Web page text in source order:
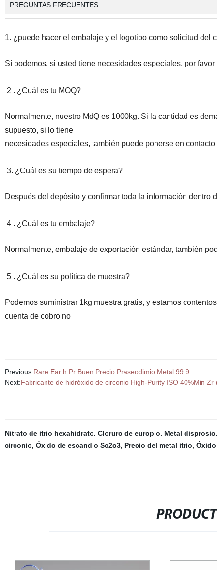
PREGUNTAS FRECUENTES
1. ¿puede hacer el embalaje y el logotipo como solicitud del
Sí podemos, si usted tiene necesidades especiales, por favor
2 . ¿Cuál es tu MOQ?
Normalmente, nuestro MdQ es 1000kg. Si la cantidad es
supuesto, si lo tiene
necesidades especiales, también puede ponerse en
3. ¿Cuál es su tiempo de espera?
Después del depósito y confirmar toda la información dentro
4 . ¿Cuál es tu embalaje?
Normalmente, embalaje de exportación estándar, también
5 . ¿Cuál es su política de muestra?
Podemos suministrar 1kg muestra gratis, y estamos
cuenta de cobro no
Previous:Rare Earth Pr Buen Precio Praseodimio Metal 99.9
Next:Fabricante de hidróxido de circonio High-Purity ISO 40%Min
Nitrato de itrio hexahidrato, Cloruro de europio, Metal disprosio
circonio, Óxido de escandio Sc2o3, Precio del metal itrio,